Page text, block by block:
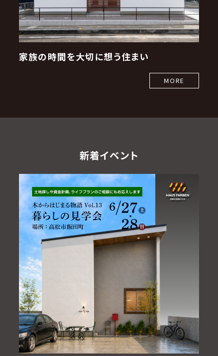
家族の時間を大切に想う住まい
MORE
新着イベント